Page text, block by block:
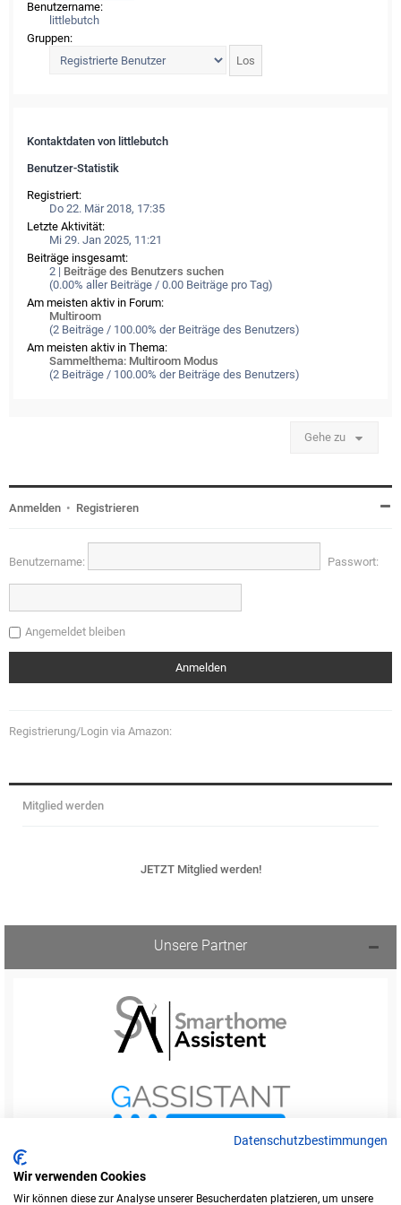
Benutzername:
littlebutch
Gruppen:
Kontaktdaten von littlebutch
Benutzer-Statistik
Registriert:
Do 22. Mär 2018, 17:35
Letzte Aktivität:
Mi 29. Jan 2025, 11:21
Beiträge insgesamt:
2 | Beiträge des Benutzers suchen
(0.00% aller Beiträge / 0.00 Beiträge pro Tag)
Am meisten aktiv in Forum:
Multiroom
(2 Beiträge / 100.00% der Beiträge des Benutzers)
Am meisten aktiv in Thema:
Sammelthema: Multiroom Modus
(2 Beiträge / 100.00% der Beiträge des Benutzers)
Gehe zu
Anmelden • Registrieren
Benutzername: Passwort:
Angemeldet bleiben
Registrierung/Login via Amazon:
Mitglied werden
JETZT Mitglied werden!
Unsere Partner
Datenschutzbestimmungen
Wir verwenden Cookies
Wir können diese zur Analyse unserer Besucherdaten platzieren, um unsere